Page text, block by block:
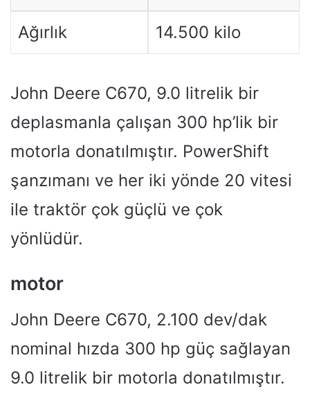
Ağırlık 14.500 kilo
John Deere C670, 9.0 litrelik bir
deplasmanla çalışan 300 hp’lik bir
motorla donatılmıştır. PowerShift
şanzımanı ve her iki yönde 20 vitesi
ile traktör çok güçlü ve çok
yönlüdür.
motor
John Deere C670, 2.100 dev/dak
nominal hızda 300 hp güç sağlayan
9.0 litrelik bir motorla donatılmıştır.